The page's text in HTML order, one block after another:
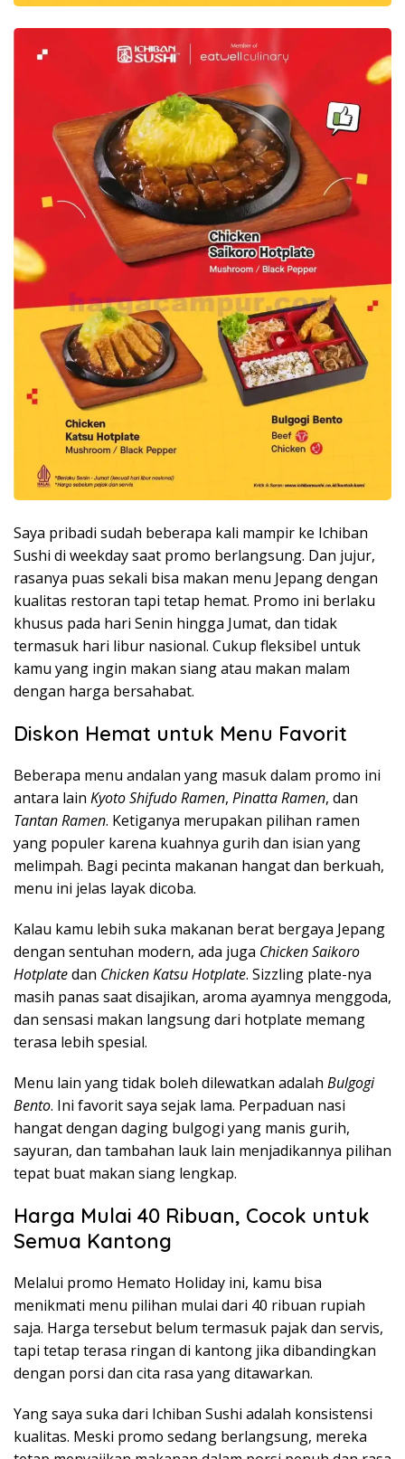
Saya pribadi sudah beberapa kali mampir ke Ichiban
Sushi di weekday saat promo berlangsung. Dan jujur,
rasanya puas sekali bisa makan menu Jepang dengan
kualitas restoran tapi tetap hemat. Promo ini berlaku
khusus pada hari Senin hingga Jumat, dan tidak
termasuk hari libur nasional. Cukup fleksibel untuk
kamu yang ingin makan siang atau makan malam
dengan harga bersahabat.
Diskon Hemat untuk Menu Favorit
Beberapa menu andalan yang masuk dalam promo ini
antara lain Kyoto Shifudo Ramen, Pinatta Ramen, dan
Tantan Ramen. Ketiganya merupakan pilihan ramen
yang populer karena kuahnya gurih dan isian yang
melimpah. Bagi pecinta makanan hangat dan berkuah,
menu ini jelas layak dicoba.
Kalau kamu lebih suka makanan berat bergaya Jepang
dengan sentuhan modern, ada juga Chicken Saikoro
Hotplatedan Chicken Katsu Hotplate. Sizzling plate-nya
masih panas saat disajikan, aroma ayamnya menggoda,
dan sensasi makan langsung dari hotplate memang
terasa lebih spesial.
Menu lain yang tidak boleh dilewatkan adalah Bulgogi
Bento. Ini favorit saya sejak lama. Perpaduan nasi
hangat dengan daging bulgogi yang manis gurih,
sayuran, dan tambahan lauk lain menjadikannya pilihan
tepat buat makan siang lengkap.
Harga Mulai 40 Ribuan, Cocok untuk
Semua Kantong
Melalui promo Hemato Holiday ini, kamu bisa
menikmati menu pilihan mulai dari 40 ribuan rupiah
saja. Harga tersebut belum termasuk pajak dan servis,
tapi tetap terasa ringan di kantong jika dibandingkan
dengan porsi dan cita rasa yang ditawarkan.
Yang saya suka dari Ichiban Sushi adalah konsistensi
kualitas. Meski promo sedang berlangsung, mereka